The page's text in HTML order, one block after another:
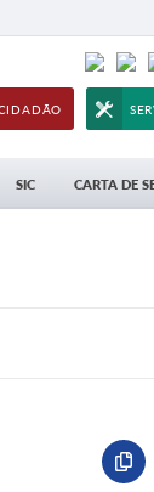
SIC CARTA DE